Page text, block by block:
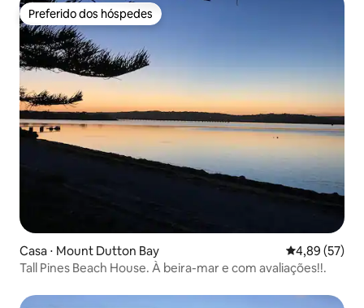
Preferido dos hóspedes
Preferido dos hóspedes
Casa ⋅ Mount Dutton Bay 4,89 de uma
4,89 (57)
Tall Pines Beach House. À beira-mar e com avaliações!!.